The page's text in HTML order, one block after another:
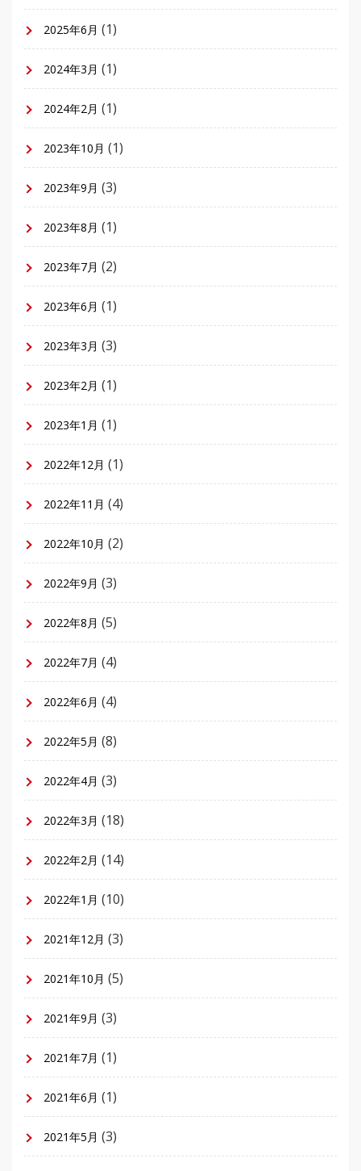
2025年6月 (1)
2024年3月 (1)
2024年2月 (1)
2023年10月 (1)
2023年9月 (3)
2023年8月 (1)
2023年7月 (2)
2023年6月 (1)
2023年3月 (3)
2023年2月 (1)
2023年1月 (1)
2022年12月 (1)
2022年11月 (4)
2022年10月 (2)
2022年9月 (3)
2022年8月 (5)
2022年7月 (4)
2022年6月 (4)
2022年5月 (8)
2022年4月 (3)
2022年3月 (18)
2022年2月 (14)
2022年1月 (10)
2021年12月 (3)
2021年10月 (5)
2021年9月 (3)
2021年7月 (1)
2021年6月 (1)
2021年5月 (3)